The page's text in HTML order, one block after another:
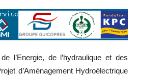
l’Energie, de l’hydraulique et des
d’Aménagement Hydroélectrique